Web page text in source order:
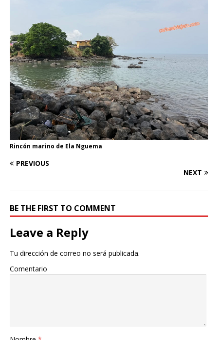
Rincón marino de Ela Nguema
PREVIOUS
NEXT
BE THE FIRST TO COMMENT
Leave a Reply
Tu dirección de correo no será publicada.
Comentario